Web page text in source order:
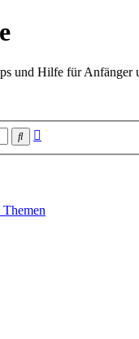
und Hilfe für
Suche